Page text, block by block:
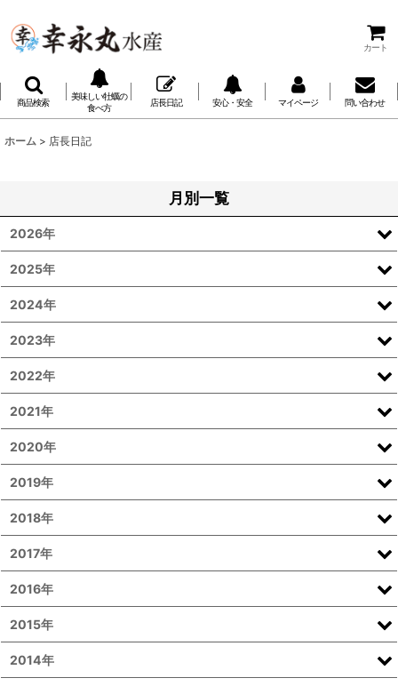
カート
商品検索
美味しい牡蠣の
食べ方
店長日記 安心・安全 マイページ 問い合わせ
ホーム > 店長日記
月別一覧
2026年
2025年
2024年
2023年
2022年
2021年
2020年
2019年
2018年
2017年
2016年
2015年
2014年